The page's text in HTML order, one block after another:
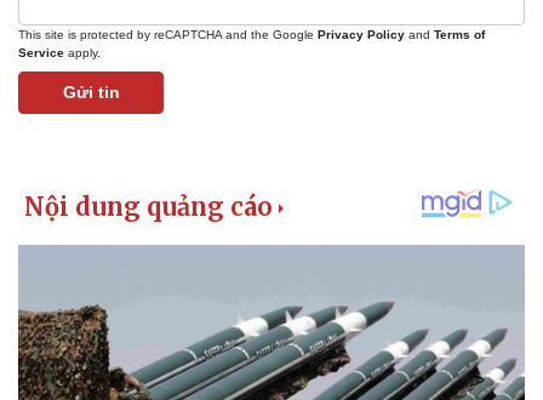
This site is protected by reCAPTCHA and the Google Privacy Policy and Terms of
Service apply.
Gửi tin